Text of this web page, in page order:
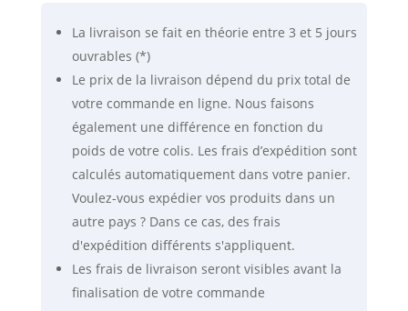
La livraison se fait en théorie entre 3 et 5 jours
ouvrables (*)
Le prix de la livraison dépend du prix total de
votre commande en ligne. Nous faisons
également une différence en fonction du
poids de votre colis. Les frais d’expédition sont
calculés automatiquement dans votre panier.
Voulez-vous expédier vos produits dans un
autre pays ? Dans ce cas, des frais
d'expédition différents s'appliquent.
Les frais de livraison seront visibles avant la
finalisation de votre commande